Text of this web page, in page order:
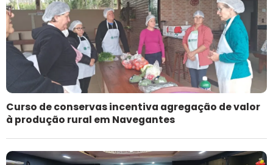
Curso de conservas incentiva agregação de valor
à produção rural em Navegantes